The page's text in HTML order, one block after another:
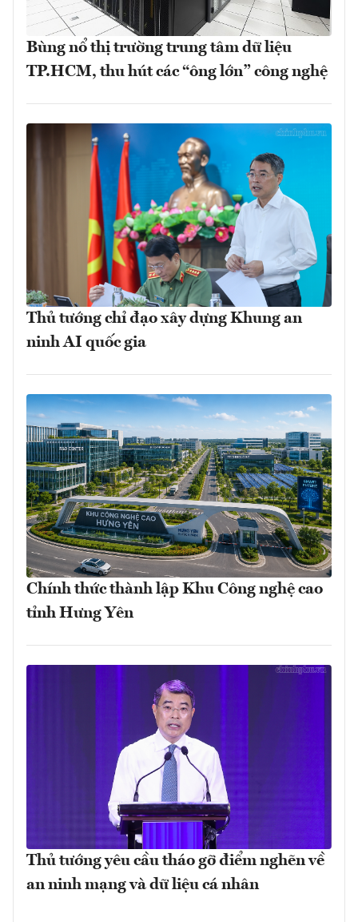
Bùng nổ thị trường trung tâm dữ liệu
TP.HCM, thu hút các “ông lớn” công nghệ
Thủ tướng chỉ đạo xây dựng Khung an
ninh AI quốc gia
Chính thức thành lập Khu Công nghệ cao
tỉnh Hưng Yên
Thủ tướng yêu cầu tháo gỡ điểm nghẽn về
an ninh mạng và dữ liệu cá nhân